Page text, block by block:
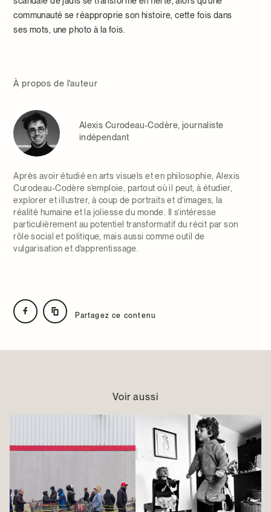
communauté se réapproprie son histoire, cette fois dans
ses mots, une photo à la fois.
À propos de l'auteur
Alexis Curodeau-Codère, journaliste
indépendant
Après avoir étudié en arts visuels et en philosophie, Alexis
Curodeau-Codère s’emploie, partout où il peut, à étudier,
explorer et illustrer, à coup de portraits et d’images, la
réalité humaine et la joliesse du monde. Il s’intéresse
particulièrement au potentiel transformatif du récit par son
rôle social et politique, mais aussi comme outil de
vulgarisation et d’apprentissage.
Partagez ce contenu
Voir aussi